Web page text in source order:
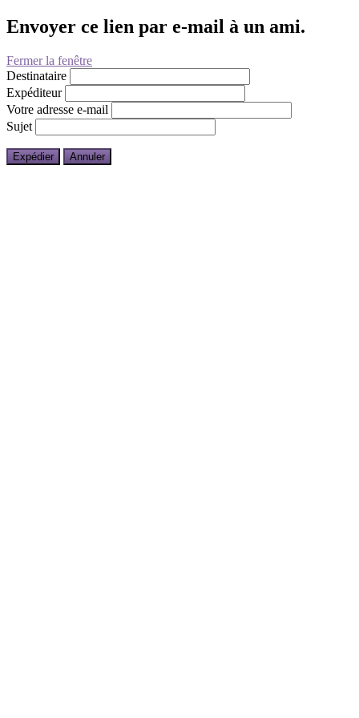
Envoyer ce lien par e-mail à un ami.
Fermer la fenêtre
Destinataire
Expéditeur
Votre adresse e-mail
Sujet
Expédier Annuler